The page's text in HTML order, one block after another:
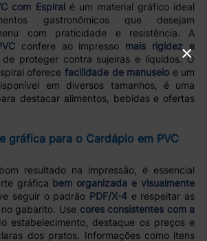
com Espiralé um material gráfico ideal
gastronômicos que desejam
com praticidade e resistência. A
confere ao impresso mais rigidez e
proteger contra sujeiras e líquidos. O
oferece facilidade de manuseio e um
em diversos tamanhos, é uma
destacar alimentos, bebidas e ofertas
gráfica para o Cardápio em PVC
resultado na impressão, é essencial
gráfica bem organizada e visualmente
seguir o padrão PDF/X-4e respeitar as
gabarito. Use cores consistentes com a
estabelecimento, destaque os preços e
dos pratos. Informações como itens
×